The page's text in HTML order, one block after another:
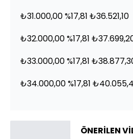
₺31.000,00 %17,81 ₺36.521,10
₺32.000,00 %17,81
₺33.000,00 %17,81
₺34.000,00 %17,81
ÖNERİLEN